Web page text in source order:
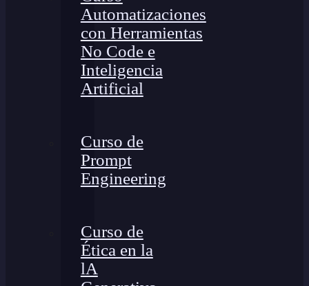
Automatizaciones
con Herramientas
No Code e
Inteligencia
Artificial
Curso de
Prompt
Engineering
Curso de
Ética en la
lA